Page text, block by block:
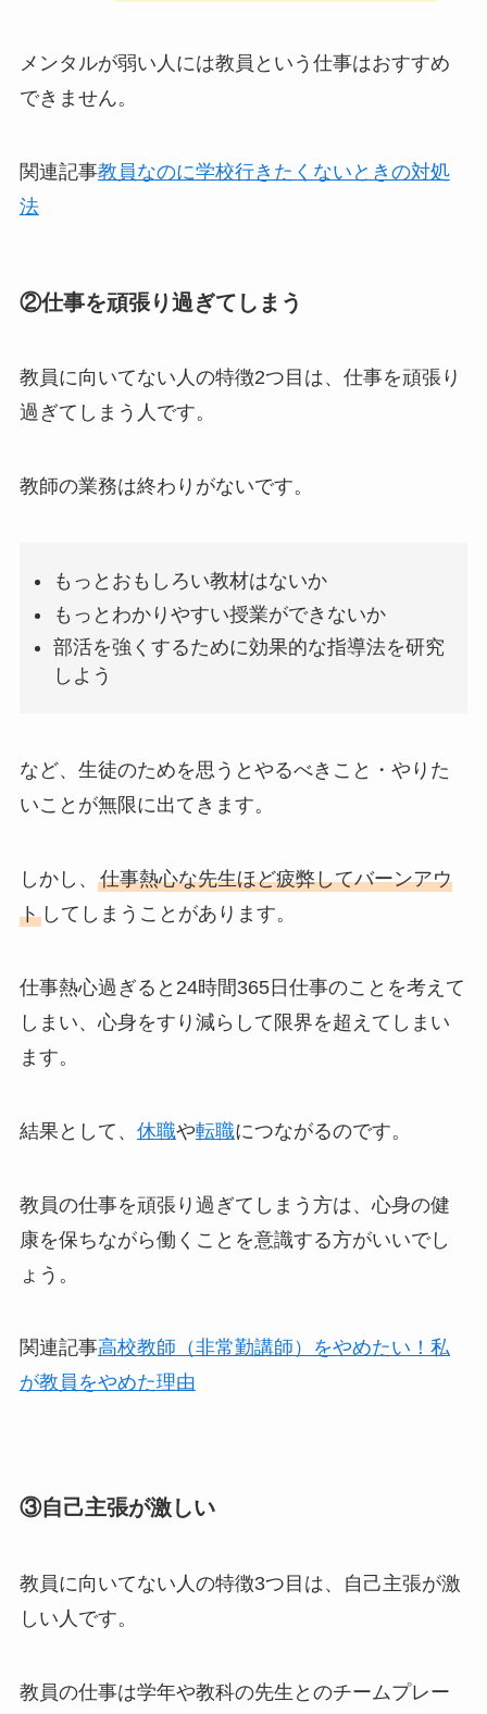
メンタルが弱い人には教員という仕事はおすすめ
できません。
関連記事教員なのに学校行きたくないときの対処
法
②仕事を頑張り過ぎてしまう
教員に向いてない人の特徴2つ目は、 仕事を頑張り
過ぎてしまう人 です。
教師の業務は終わりがないです。
もっとおもしろい教材はないか
もっとわかりやすい授業ができないか
部活を強くするために効果的な指導法を研究
しよう
など、生徒のためを思うとやるべきこと・やりた
いことが無限に出てきます。
しかし、 仕事熱心な先生ほど疲弊してバーンアウ
トしてしまうことがあります。
仕事熱心過ぎると24時間365日仕事のことを考えて
しまい、心身をすり減らして限界を超えてしまい
ます。
結果として、 休職や転職につながるのです。
教員の仕事を頑張り過ぎてしまう方は、心身の健
康を保ちながら働くことを意識する方がいいでし
ょう。
関連記事高校教師（非常勤講師）をやめたい！私
が教員をやめた理由
③自己主張が激しい
教員に向いてない人の特徴3つ目は、
自己主張が激
しい人 です。
教員の仕事は学年や教科の先生とのチームプレー